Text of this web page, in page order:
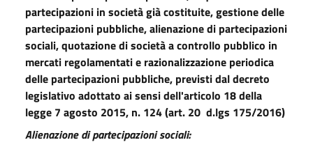
partecipazioni in società già costituite, gestione delle
partecipazioni pubbliche, alienazione di partecipazioni
sociali, quotazione di società a controllo pubblico in
mercati regolamentati e razionalizzazione periodica
delle partecipazioni pubbliche, previsti dal decreto
legislativo adottato ai sensi dell'articolo 18 della
legge 7 agosto 2015, n. 124 (art. 20 d.lgs 175/2016)
Alienazione di partecipazioni sociali: